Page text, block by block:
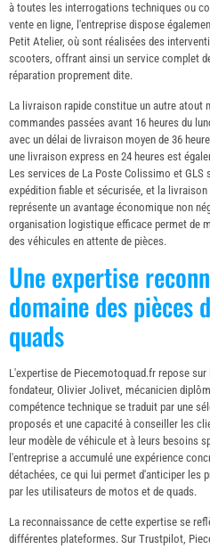
à toutes les interrogations techniques ou
vente en ligne, l'entreprise dispose
Petit Atelier, où sont réalisées des
scooters, offrant ainsi un service complet
réparation proprement dite.
La livraison rapide constitue un autre atout
commandes passées avant 16 heures du
avec un délai de livraison moyen de 36
une livraison express en 24 heures est
Les services de La Poste Colissimo et
expédition fiable et sécurisée, et la
représente un avantage économique non
organisation logistique efficace permet de
des véhicules en attente de pièces.
Une expertise
domaine des pièces
quads
L'expertise de Piecemotoquad.fr repose
fondateur, Olivier Jolivet, mécanicien
compétence technique se traduit par une
proposés et une capacité à conseiller les
leur modèle de véhicule et à leurs besoins
l'entreprise a accumulé une expérience
détachées, ce qui lui permet d'anticiper les
par les utilisateurs de motos et de quads.
La reconnaissance de cette expertise se
différentes plateformes. Sur Trustpilot,